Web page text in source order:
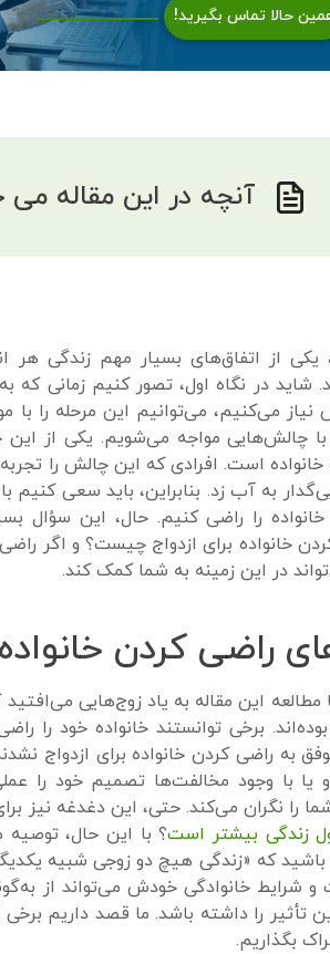
حالا تماس بگیرید!
آنچه در این مقاله می
یکی از اتفاق‌های بسیار مهم زندگی
شاید در نگاه اول، تصور کنیم زمانی
می‌کنیم، می‌توانیم این مرحله را با
چالش‌هایی مواجه می‌شویم. یکی از
است. افرادی که این چالش را
به آب زد. بنابراین، باید سعی
خانواده را راضی کنیم. حال، این سؤال
خانواده برای ازدواج چیست؟ و اگر
در این زمینه به شما کمک کند.
راضی کردن
مطالعه‌ این مقاله به یاد زوج‌هایی
برخی توانستند خانواده خود را
به راضی کردن خانواده برای ازدواج
یا با وجود مخالفت‌ها تصمیم خود را
را نگران می‌کند. حتی، این دغدغه نیز
زندگی بیشتر است؟ با این حال،
که «زندگی هیچ دو زوجی شبیه
و شرایط خانوادگی خودش می‌تواند از
تأثیر را داشته باشد. ما قصد داریم برخی
بگذاریم.